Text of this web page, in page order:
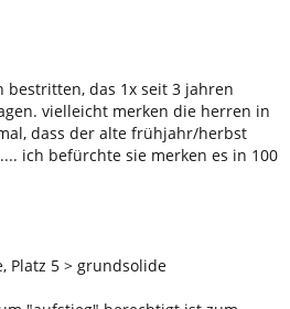
bestritten, das 1x seit 3 jahren
vielleicht merken die herren in
dass der alte frühjahr/herbst
ich befürchte sie merken es in 100
Platz 5 > grundsolide